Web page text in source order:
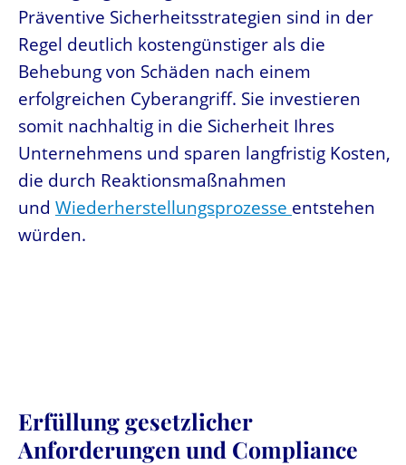
Präventive Sicherheitsstrategien sind in der
Regel deutlich kostengünstiger als die
Behebung von Schäden nach einem
erfolgreichen Cyberangriff. Sie investieren
somit nachhaltig in die Sicherheit Ihres
Unternehmens und sparen langfristig Kosten,
die durch Reaktionsmaßnahmen
und Wiederherstellungsprozesse entstehen
würden.
Erfüllung gesetzlicher
Anforderungen und Compliance